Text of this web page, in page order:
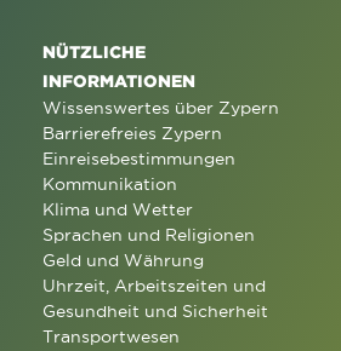
NÜTZLICHE
INFORMATIONEN
Wissenswertes über Zypern
Barrierefreies Zypern
Einreisebestimmungen
Kommunikation
Klima und Wetter
Sprachen und Religionen
Geld und Währung
Uhrzeit, Arbeitszeiten und
Gesundheit und Sicherheit
Transportwesen